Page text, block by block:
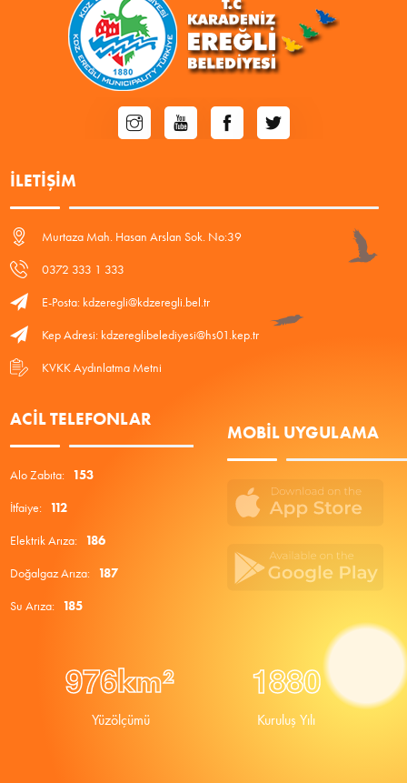
İLETIŞIM
Murtaza Mah. Hasan Arslan Sok. No:39
0372 333 1 333
E-Posta: kdzeregli@kdzeregli.bel.tr
Kep Adresi: kdzereglibelediyesi@hs01.kep.tr
KVKK Aydınlatma Metni
ACIL TELEFONLAR
Alo Zabıta: 153
İtfaiye: 112
Elektrik Arıza: 186
Doğalgaz Arıza: 187
Su Arıza: 185
MOBIL UYGULAMA
976km²
Yüzölçümü
1880
Kuruluş Yılı